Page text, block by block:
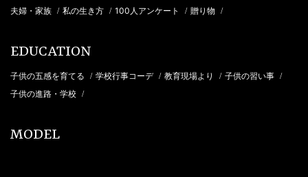
夫婦・家族 / 私の生き方 / 100人アンケート / 贈り物 /
EDUCATION
子供の五感を育てる / 学校行事コーデ / 教育現場より / 子供の習い事 /
子供の進路・学校 /
MODEL